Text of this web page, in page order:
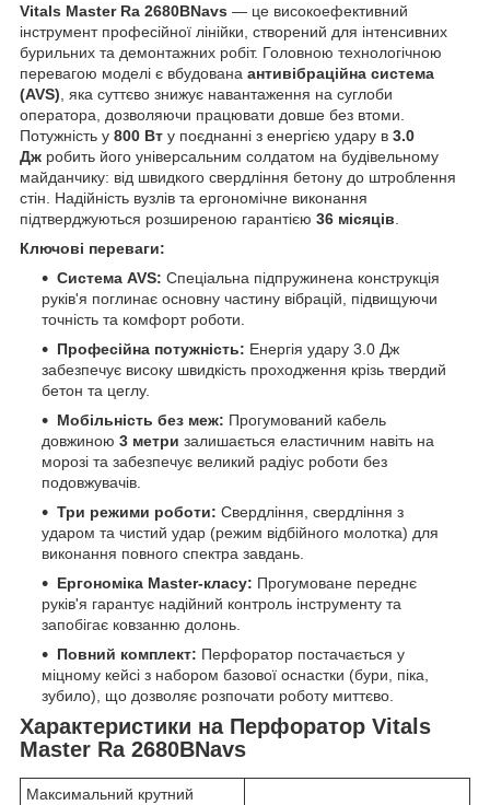
Vitals Master Ra 2680BNavs — це високоефективний
інструмент професійної лінійки, створений для інтенсивних
бурильних та демонтажних робіт. Головною технологічною
перевагою моделі є вбудована антивібраційна система
(AVS) , яка суттєво знижує навантаження на суглоби
оператора, дозволяючи працювати довше без втоми.
Потужність у 800 Вт у поєднанні з енергією удару в 3.0
Дж робить його універсальним солдатом на будівельному
майданчику: від швидкого свердління бетону до штроблення
стін. Надійність вузлів та ергономічне виконання
підтверджуються розширеною гарантією 36 місяців
Ключові переваги:
Система AVS: Спеціальна підпружинена конструкція
руків'я поглинає основну частину вібрацій, підвищуючи
точність та комфорт роботи.
Професійна потужність: Енергія удару 3.0 Дж
забезпечує високу швидкість проходження крізь твердий
бетон та цеглу.
Мобільність без меж: Прогумований кабель
довжиною 3 метри залишається еластичним навіть на
морозі та забезпечує великий радіус роботи без
подовжувачів.
Три режими роботи: Свердління, свердління з
ударом та чистий удар (режим відбійного молотка) для
виконання повного спектра завдань.
Ергономіка Master-класу: Прогумоване переднє
руків'я гарантує надійний контроль інструменту та
запобігає ковзанню долонь.
Повний комплект: Перфоратор постачається у
міцному кейсі з набором базової оснастки (бури, піка,
зубило), що дозволяє розпочати роботу миттєво.
Характеристики на Перфоратор Vitals
Master Ra 2680BNavs
Максимальний крутний